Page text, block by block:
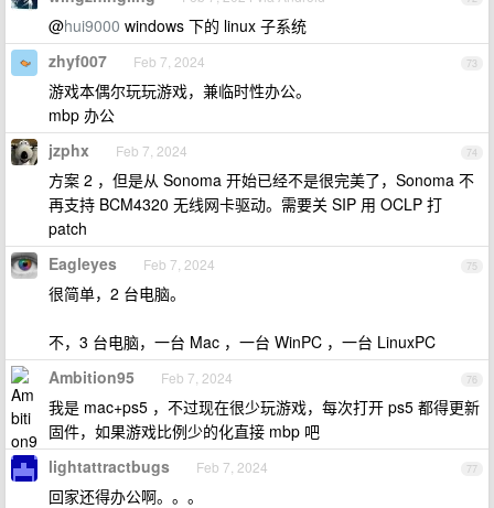
@hui9000 windows 下的 linux 子系统
73
zhyf007 Feb 7, 2024
游戏本偶尔玩玩游戏，兼临时性办公。
mbp 办公
74
jzphx Feb 7, 2024
方案 2 ，但是从 Sonoma 开始已经不是很完美了，Sonoma 不
再支持 BCM4320 无线网卡驱动。需要关 SIP 用 OCLP 打
patch
75
Eagleyes Feb 7, 2024
很简单，2 台电脑。
不，3 台电脑，一台 Mac ，一台 WinPC ，一台 LinuxPC
76
Ambition95 Feb 7, 2024
我是 mac+ps5 ，不过现在很少玩游戏，每次打开 ps5 都得更新
固件，如果游戏比例少的化直接 mbp 吧
77
lightattractbugs Feb 7, 2024
回家还得办公啊。。。